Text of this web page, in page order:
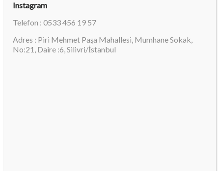
Instagram
Telefon : 0533 456 19 57
Adres : Piri Mehmet Paşa Mahallesi, Mumhane Sokak,
No:21, Daire :6, Silivri/İstanbul